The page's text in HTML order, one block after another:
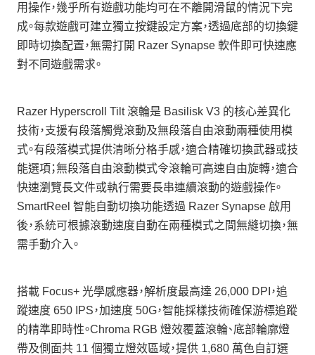
用操作，幾乎所有遊戲功能均可在不離開滑鼠的情況下完
成。每款遊戲可建立獨立按鍵設定方案，透過底部的切換鍵
即時切換配置，無需打開 Razer Synapse 軟件即可快速應
對不同遊戲需求。
Razer Hyperscroll Tilt 滾輪是 Basilisk V3 的核心差異化
技術，支援有段落觸覺滾動及無段落自由滾動兩種使用模
式。有段落模式提供清晰分格手感，適合精確切換武器或技
能選項；無段落自由滾動模式令滾輪可高速自由旋轉，適合
快速瀏覽長文件或執行需要長串連續滾動的遊戲操作。
SmartReel 智能自動切換功能透過 Razer Synapse 啟用
後，系統可根據滾動速度自動在兩種模式之間無縫切換，無
需手動介入。
搭載 Focus+ 光學感應器，解析度最高達 26,000 DPI，追
蹤速度 650 IPS，加速度 50G，智能採樣技術確保游標追蹤
的精準即時性。Chroma RGB 燈效覆蓋滾輪、底部輪廓燈
帶及側面共 11 個獨立燈效區域，提供 1,680 萬色自訂選